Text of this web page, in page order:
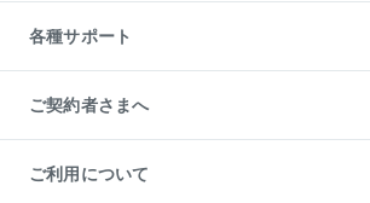
不動産コラム・ニュース
不動産用語集
不動産なんでもネット相談室
住まいの税金
投資用一棟レジデンスWELL
不動産小口投資
LEGACIA（レガシア）
不動産M&A
アセットマネジメント・出資
各種サポート
相続サポート
リフォームサポート
ご契約者さまへ
ご紹介・再契約特典
入居者様専用-各種ご案内（賃貸）
ご利用について